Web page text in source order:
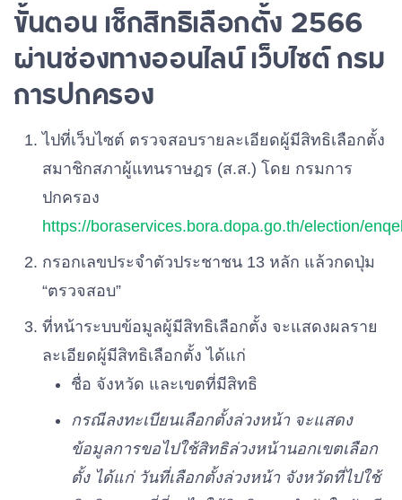
พรรครวมไทยสร้างชาติ
พรรคเพื่อชาติ
เบอร์ 26 พรรคประชาธิปัตย์
เบอร์ 27 พรรคพลังธรรมใหม่
เบอร์ 28 พรรคไทยพร้อม
ขั้นตอน เช็กสิทธิเลือกตั้ง 2566
ผ่านช่องทางออนไลน์ เว็บไซต์ กรม
การปกครอง
ไปที่เว็บไซต์ ตรวจสอบรายละเอียดผู้มีสิทธิเลือกตั้ง
สมาชิกสภาผู้แทนราษฎร (ส.ส.) โดย กรมการ
ปกครอง
https://boraservices.bora.dopa.go.th/election/
กรอกเลขประจำตัวประชาชน 13 หลัก แล้วกดปุ่ม
“ตรวจสอบ”
ที่หน้าระบบข้อมูลผู้มีสิทธิเลือกตั้ง จะแสดงผลราย
ละเอียดผู้มีสิทธิเลือกตั้ง ได้แก่
ชื่อ จังหวัด และเขตที่มีสิทธิ
กรณีลงทะเบียนเลือกตั้งล่วงหน้า จะแสดง
ข้อมูลการขอไปใช้สิทธิล่วงหน้านอกเขตเลือก
ตั้ง ได้แก่ วันที่เลือกตั้งล่วงหน้า จังหวัดที่ไปใช้